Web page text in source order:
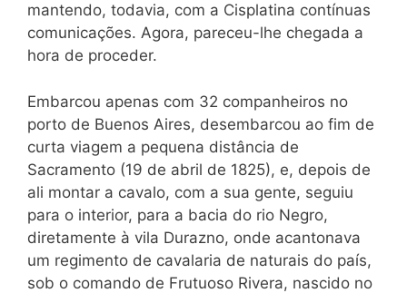
mantendo, todavia, com a Cisplatina contínuas
comunicações. Agora, pareceu-lhe chegada a
hora de proceder.
Embarcou apenas com 32 companheiros no
porto de Buenos Aires, desembarcou ao fim de
curta viagem a pequena distância de
Sacramento (19 de abril de 1825), e, depois de
ali montar a cavalo, com a sua gente, seguiu
para o interior, para a bacia do rio Negro,
diretamente à vila Durazno, onde acantonava
um regimento de cavalaria de naturais do país,
sob o comando de Frutuoso Rivera, nascido no